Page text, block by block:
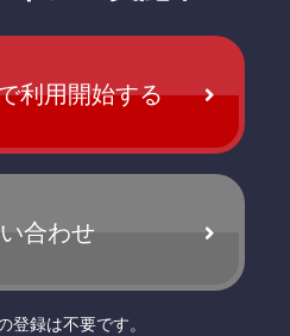
利用開始する
合わせ
の登録は不要です。